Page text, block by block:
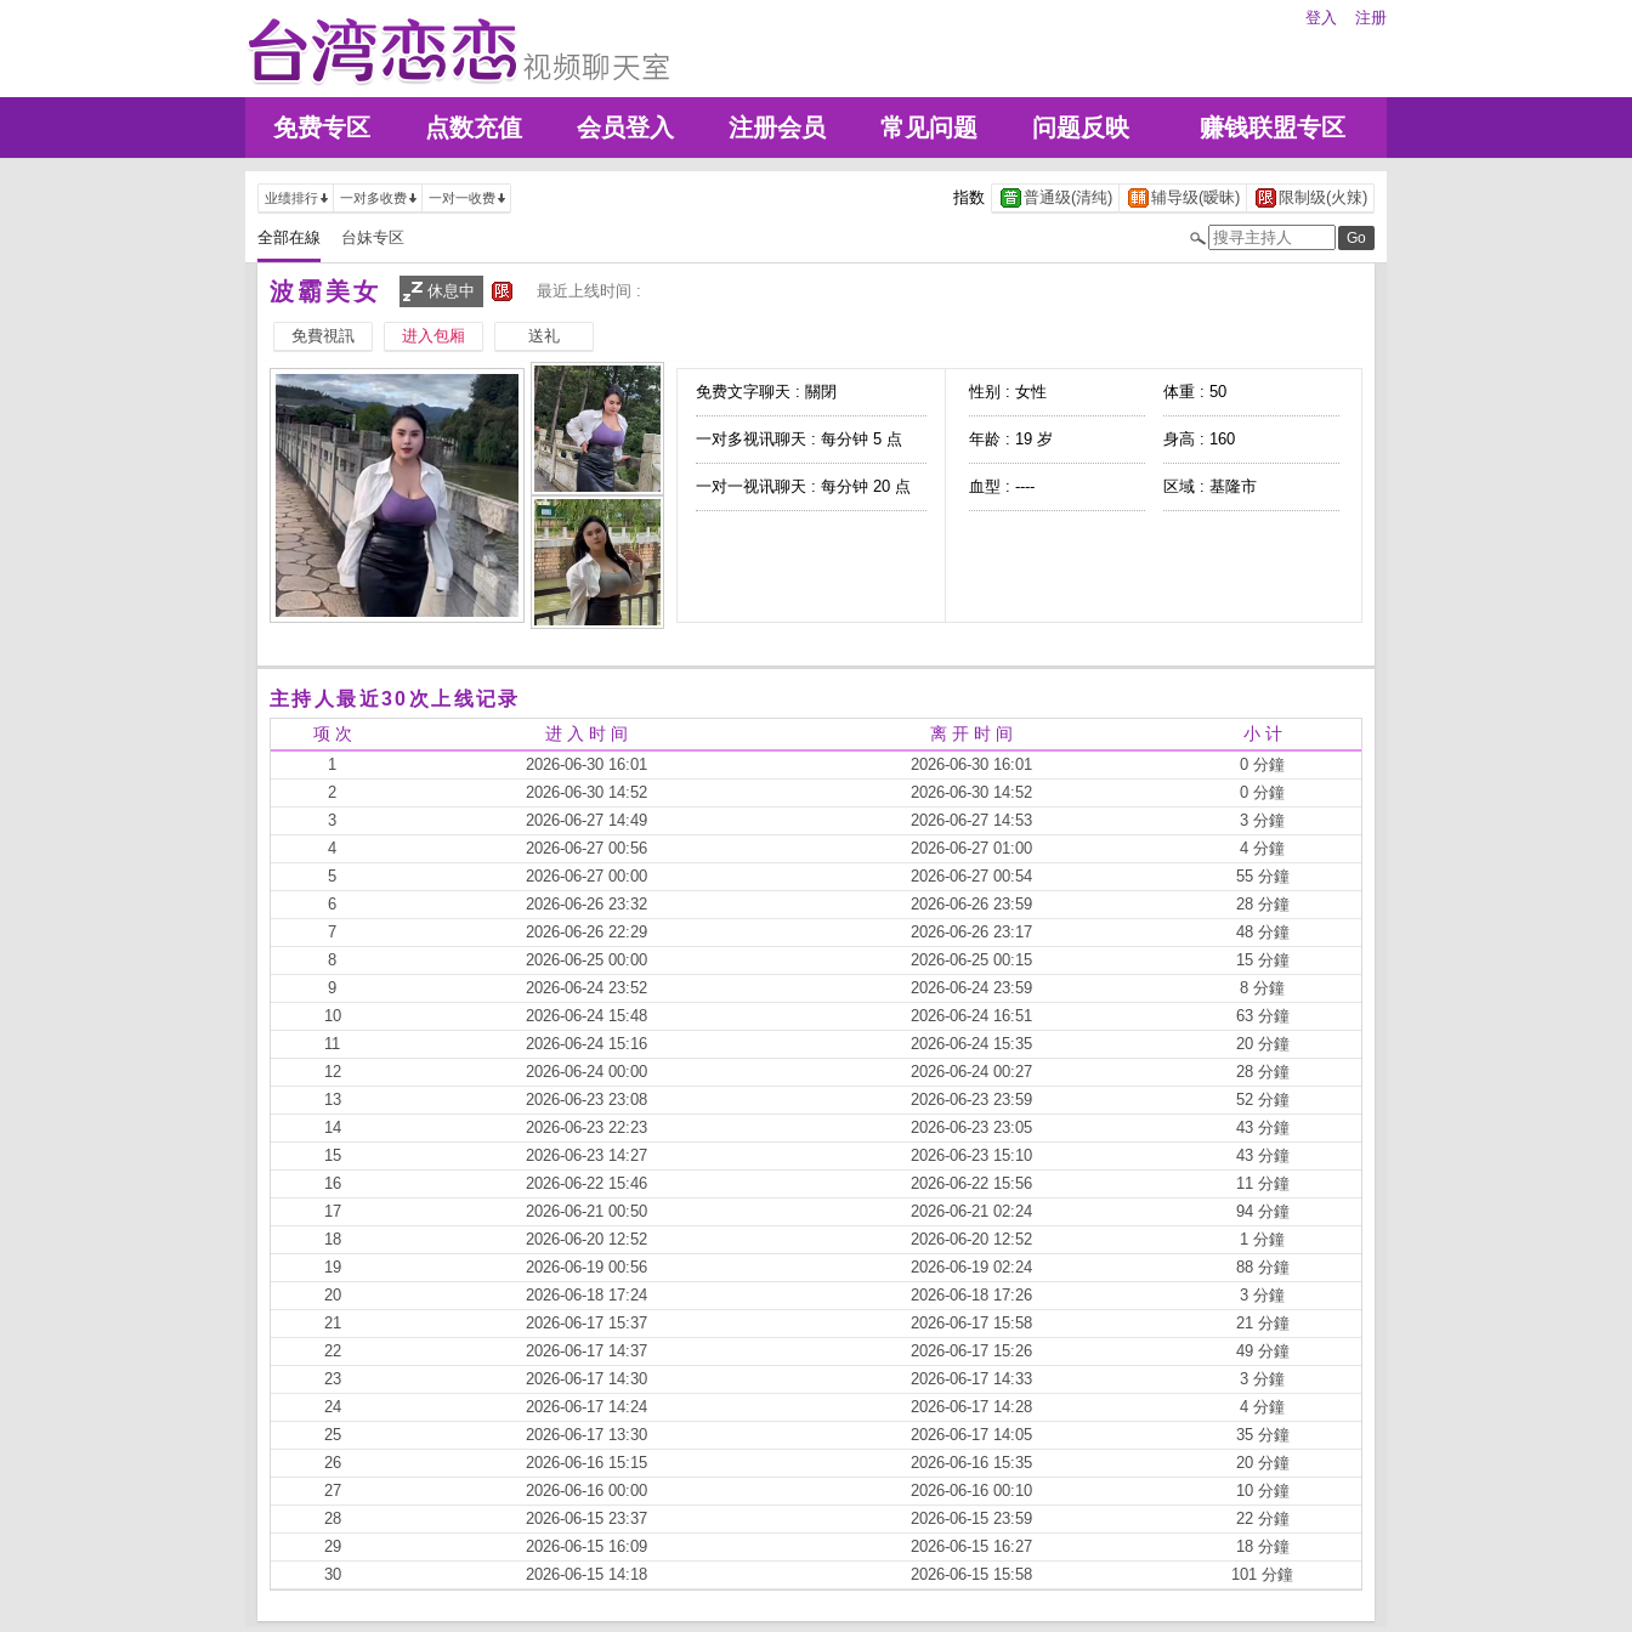
登入 注册
免费专区 点数充值 会员登入 注册会员 常见问题 问题反映 赚钱联盟专区
业绩排行 一对多收费 一对一收费 指数 普通级(清纯) 辅导级(暧昧) 限制级(火辣)
全部在線 台妹专区
波霸美女 休息中 最近上线时间 :
免費視訊 进入包厢 送礼
免费文字聊天 : 關閉
一对多视讯聊天 : 每分钟 5 点
一对一视讯聊天 : 每分钟 20 点
性别 : 女性 体重 : 50
年龄 : 19 岁 身高 : 160
血型 : ---- 区域 : 基隆市
主持人最近30次上线记录
项 次 进 入 时 间 离 开 时 间 小 计
1 2026-06-30 16:01 2026-06-30 16:01
0 分鐘
2
2026-06-30 14:52 2026-06-30 14:52
0 分鐘
3
2026-06-27 14:49 2026-06-27 14:53
3 分鐘
4
2026-06-27 00:56 2026-06-27 01:00
4 分鐘
5
2026-06-27 00:00 2026-06-27 00:54
55 分鐘
6
2026-06-26 23:32 2026-06-26 23:59
28 分鐘
7
2026-06-26 22:29 2026-06-26 23:17
48 分鐘
8
2026-06-25 00:00 2026-06-25 00:15
15 分鐘
9
2026-06-24 23:52 2026-06-24 23:59
8 分鐘
10
2026-06-24 15:48 2026-06-24 16:51
63 分鐘
11
2026-06-24 15:16 2026-06-24 15:35
20 分鐘
12
2026-06-24 00:00 2026-06-24 00:27
28 分鐘
13
2026-06-23 23:08 2026-06-23 23:59
52 分鐘
14
2026-06-23 22:23 2026-06-23 23:05
43 分鐘
15
2026-06-23 14:27 2026-06-23 15:10
43 分鐘
16
2026-06-22 15:46 2026-06-22 15:56
11 分鐘
17
2026-06-21 00:50 2026-06-21 02:24
94 分鐘
18
2026-06-20 12:52 2026-06-20 12:52
1 分鐘
19
2026-06-19 00:56 2026-06-19 02:24
88 分鐘
20
2026-06-18 17:24 2026-06-18 17:26
3 分鐘
21
2026-06-17 15:37 2026-06-17 15:58
21 分鐘
22
2026-06-17 14:37 2026-06-17 15:26
49 分鐘
23
2026-06-17 14:30 2026-06-17 14:33
3 分鐘
24
2026-06-17 14:24 2026-06-17 14:28
4 分鐘
25
2026-06-17 13:30 2026-06-17 14:05
35 分鐘
26
2026-06-16 15:15 2026-06-16 15:35
20 分鐘
27
2026-06-16 00:00 2026-06-16 00:10
10 分鐘
28
2026-06-15 23:37 2026-06-15 23:59
22 分鐘
29
2026-06-15 16:09 2026-06-15 16:27
18 分鐘
30
2026-06-15 14:18 2026-06-15 15:58 101 分鐘